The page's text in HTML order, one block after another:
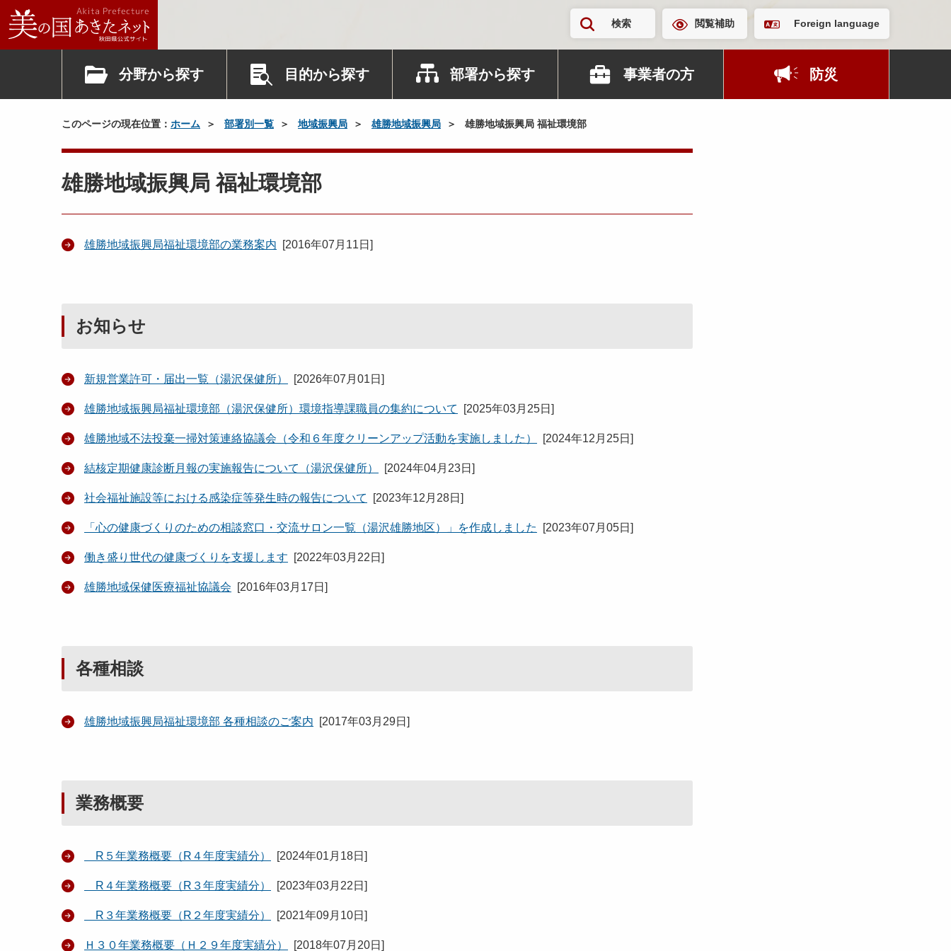
検索 閲覧補助 Foreign language
分野から探す 目的から探す 部署から探す 事業者の方 防災
このページの現在位置： ホーム 部署別一覧 地域振興局 雄勝地域振興局 雄勝地域振興局 福祉環境部
雄勝地域振興局 福祉環境部
雄勝地域振興局福祉環境部の業務案内 [2016年07月11日 ]
お知らせ
新規営業許可・届出一覧（湯沢保健所） [2026年07月01日 ]
雄勝地域振興局福祉環境部（湯沢保健所）環境指導課職員の集約について [2025年03月25日 ]
雄勝地域不法投棄一掃対策連絡協議会（令和６年度クリーンアップ活動を実施しました） [2024年12月25日 ]
結核定期健康診断月報の実施報告について（湯沢保健所） [2024年04月23日 ]
社会福祉施設等における感染症等発生時の報告について [2023年12月28日 ]
「心の健康づくりのための相談窓口・交流サロン一覧（湯沢雄勝地区）」を作成しました [2023年07月05日 ]
働き盛り世代の健康づくりを支援します [2022年03月22日 ]
雄勝地域保健医療福祉協議会 [2016年03月17日 ]
各種相談
雄勝地域振興局福祉環境部 各種相談のご案内 [2017年03月29日 ]
業務概要
R５年業務概要（R４年度実績分） [2024年01月18日 ]
R４年業務概要（R３年度実績分） [2023年03月22日 ]
R３年業務概要（R２年度実績分） [2021年09月10日 ]
Ｈ３０年業務概要（Ｈ２９年度実績分） [2018年07月20日 ]